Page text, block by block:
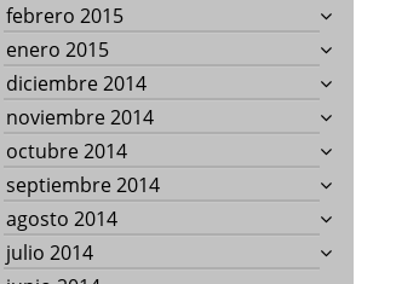
febrero 2015
enero 2015
diciembre 2014
noviembre 2014
octubre 2014
septiembre 2014
agosto 2014
julio 2014